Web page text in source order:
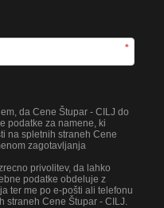
*
da Cene Štupar - CILJ do
podatke za namene, ki
na spletnih straneh Cene
zagotavljanja
privolitev, da lahko
podatke obdeluje z
ter me po e-pošti ali telefonu
straneh Cene Štupar - CILJ.